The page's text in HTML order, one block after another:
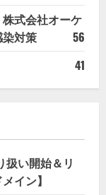
株式会社オーケ
対策
56
41
扱い開始＆リ
イン】